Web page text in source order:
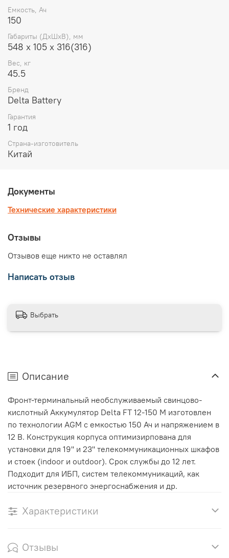
Емкость, Ач
150
Габариты (ДхШхВ), мм
548 х 105 х 316(316)
Вес, кг
45.5
Бренд
Delta Battery
Гарантия
1 год
Страна-изготовитель
Китай
Документы
Технические характеристики
Отзывы
Отзывов еще никто не оставлял
Написать отзыв
Выбрать
Описание
Фронт-терминальный необслуживаемый свинцово-
кислотный Аккумулятор Delta FT 12-150 M изготовлен
по технологии AGM с емкостью 150 Ач и напряжением в
12 В. Конструкция корпуса оптимизирпована для
установки для 19'' и 23'' телекоммуникационных шкафов
и стоек (indoor и outdoor). Срок службы до 12 лет.
Подходит для ИБП, систем телекоммуникаций, как
источник резервного энергоснабжения и др.
Характеристики
Отзывы